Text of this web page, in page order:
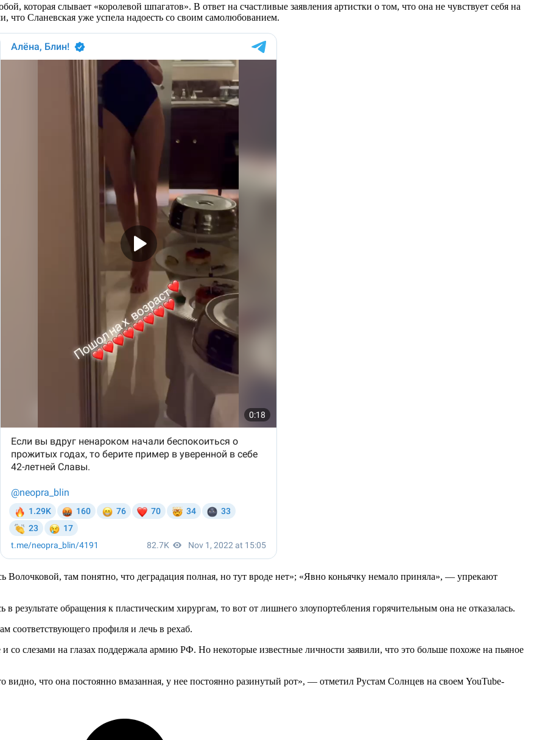
которая слывает «королевой шпагатов». В ответ на счастливые заявления артистки о том, что она не чувствует себя на
что Сланевская уже успела надоесть со своим самолюбованием.
там понятно, что деградация полная, но тут вроде нет»; «Явно коньячку немало приняла», — упрекают
результате обращения к пластическим хирургам, то вот от лишнего злоупортебления горячительным она не отказалась.
соответствующего профиля и лечь в рехаб.
со слезами на глазах поддержала армию РФ. Но некоторые известные личности заявили, что это больше похоже на пьяное
видно, что она постоянно вмазанная, у нее постоянно разинутый рот», — отметил Рустам Солнцев на своем YouTube-